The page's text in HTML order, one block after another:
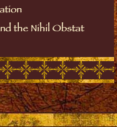
the Nihil Obstat